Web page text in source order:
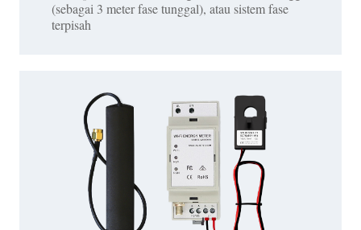
(sebagai 3 meter fase tunggal), atau sistem fase
terpisah